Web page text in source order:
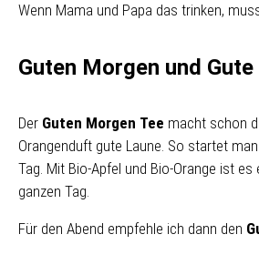
Wenn Mama und Papa das trinken,
Guten Morgen und
Der Guten Morgen Tee macht schon
Orangenduft gute Laune. So startet
Tag. Mit Bio-Apfel und Bio-Orange ist es
ganzen Tag.
Für den Abend empfehle ich dann den